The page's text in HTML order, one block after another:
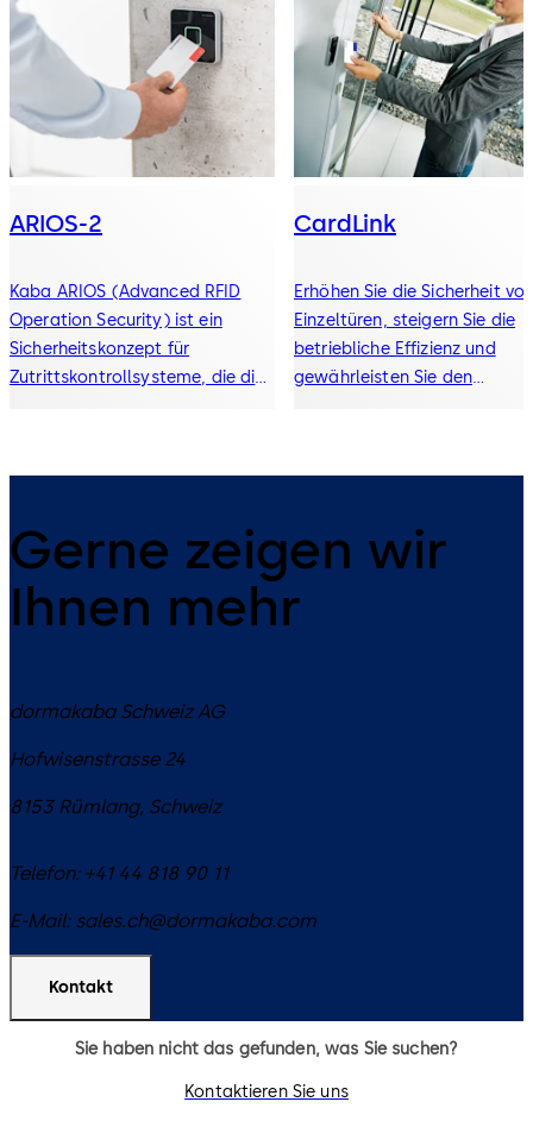
ARIOS-2
Kaba ARIOS (Advanced RFID
Operation Security) ist ein
Sicherheitskonzept für
Zutrittskontrollsysteme, die die
CardLink
Erhöhen Sie die Sicherheit
Einzeltüren, steigern Sie die
betriebliche Effizienz und
gewährleisten Sie den
Gerne zeigen wir
Ihnen mehr
dormakaba Schweiz AG
Hofwisenstrasse 24
8153 Rümlang, Schweiz
Telefon: +41 44 818 90 11
E-Mail: sales.ch@dormakaba.com
Kontakt
Sie haben nicht das gefunden, was Sie suchen?
Kontaktieren Sie uns